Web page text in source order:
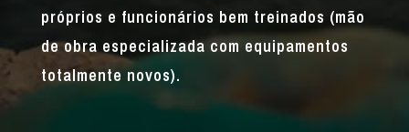
próprios e funcionários bem treinados (mão
de obra especializada com equipamentos
totalmente novos).